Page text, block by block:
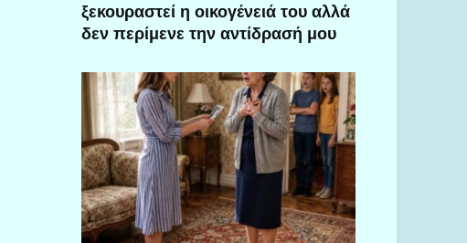
ξεκουραστεί η οικογένειά του αλλά
δεν περίμενε την αντίδρασή μου